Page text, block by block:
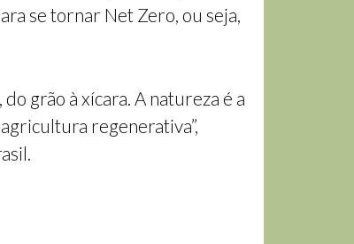
se tornar Net Zero, ou seja,
grão à xícara. A natureza é a
regenerativa”,